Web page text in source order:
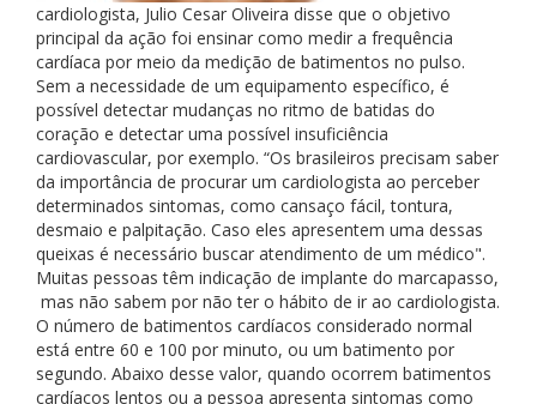
cardiologista, Julio Cesar Oliveira disse que o objetivo
principal da ação foi ensinar como medir a frequência
cardíaca por meio da medição de batimentos no pulso.
Sem a necessidade de um equipamento específico, é
possível detectar mudanças no ritmo de batidas do
coração e detectar uma possível insuficiência
cardiovascular, por exemplo. “Os brasileiros precisam saber
da importância de procurar um cardiologista ao perceber
determinados sintomas, como cansaço fácil, tontura,
desmaio e palpitação. Caso eles apresentem uma dessas
queixas é necessário buscar atendimento de um médico".
Muitas pessoas têm indicação de implante do marcapasso,
mas não sabem por não ter o hábito de ir ao cardiologista.
O número de batimentos cardíacos considerado normal
está entre 60 e 100 por minuto, ou um batimento por
segundo. Abaixo desse valor, quando ocorrem batimentos
cardíacos lentos ou a pessoa apresenta sintomas como